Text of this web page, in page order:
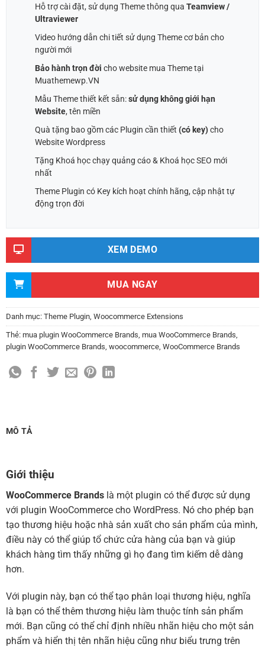
Hỗ trợ cài đặt, sử dụng Theme thông qua Teamview /
Ultraviewer
Video hướng dẫn chi tiết sử dụng Theme cơ bản cho
người mới
Bảo hành trọn đời cho website mua Theme tại
Muathemewp.VN
Mẫu Theme thiết kết sẵn:sử dụng không giới hạn
Website, tên miền
Quà tặng bao gồm các Plugin cần thiết (có key)cho
Website Wordpress
Tặng Khoá học chạy quảng cáo & Khoá học SEO mới
nhất
Theme Plugin có Key kích hoạt chính hãng, cập nhật tự
động trọn đời
XEM DEMO
MUA NGAY
Danh mục: Theme Plugin Woocommerce Extensions
Thẻ: mua plugin WooCommerce Brands mua WooCommerce Brands
plugin WooCommerce Brands woocommerce WooCommerce Brands
MÔ TẢ
Giới thiệu
WooCommerce Brands là một plugin có thể được sử dụng
với plugin WooCommerce cho WordPress. Nó cho phép bạn
tạo thương hiệu hoặc nhà sản xuất cho sản phẩm của mình,
điều này có thể giúp tổ chức cửa hàng của bạn và giúp
khách hàng tìm thấy những gì họ đang tìm kiếm dễ dàng
hơn.
Với plugin này, bạn có thể tạo phân loại thương hiệu, nghĩa
là bạn có thể thêm thương hiệu làm thuộc tính sản phẩm
mới. Bạn cũng có thể chỉ định nhiều nhãn hiệu cho một sản
phẩm và hiển thị tên nhãn hiệu cũng như biểu trưng trên